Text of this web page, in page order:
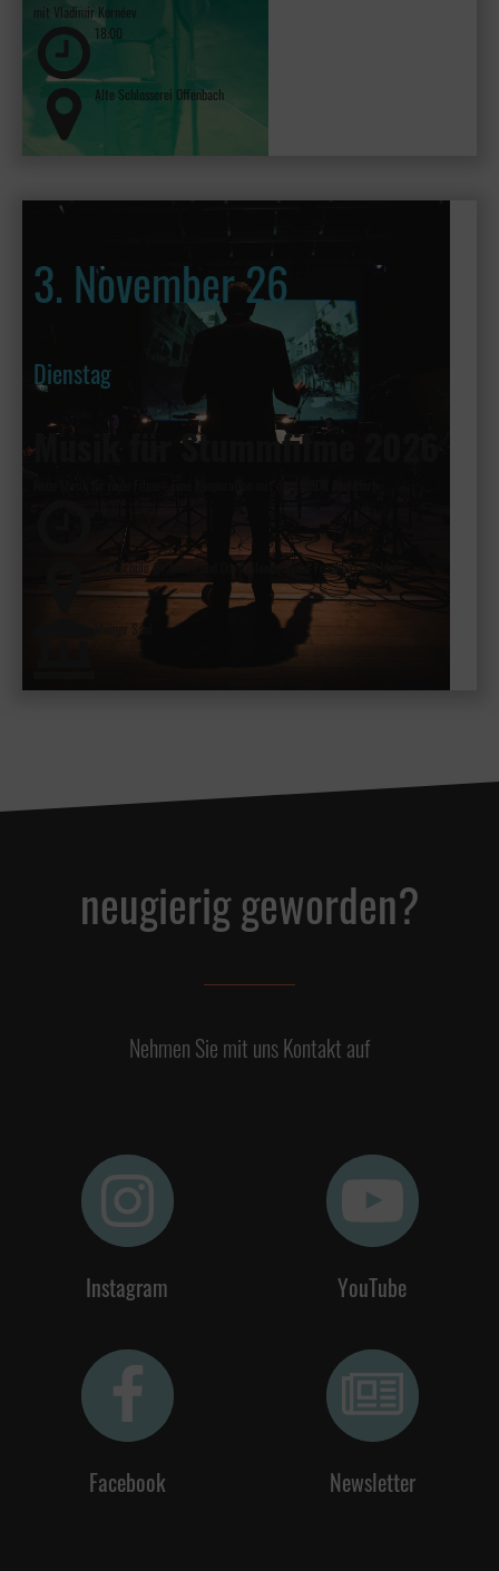
mit Vladimir Kornéev
18:00
Alte Schlosserei Offenbach
3. November 26
Dienstag
Musik für Stummfilme 2026
Hochschule für Musik und Darstellende Kunst Frankfurt am Main
kleiner Saal
neugierig geworden?
Nehmen Sie mit uns Kontakt auf
Instagram YouTube
Facebook Newsletter